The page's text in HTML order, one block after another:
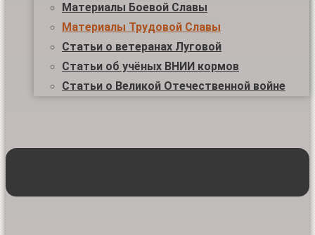
Материалы Боевой Славы
Материалы Трудовой Славы
Статьи о ветеранах Луговой
Статьи об учёных ВНИИ кормов
Статьи о Великой Отечественной войне